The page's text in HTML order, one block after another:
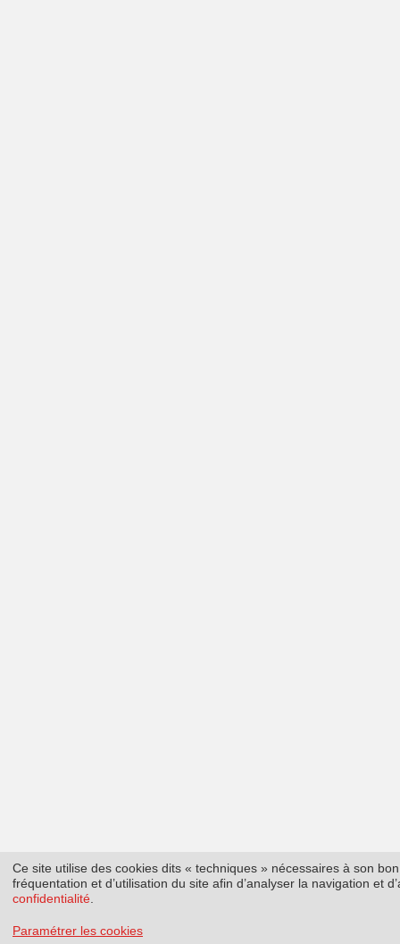
Ce site utilise des cookies dits « techniques » nécessaires à son
fréquentation et d’utilisation du site afin d’analyser la navigation et
confidentialité
Paramétrer les cookies